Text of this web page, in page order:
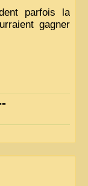
parfois la
gagner
améliorer
la